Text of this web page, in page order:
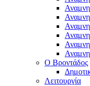
Ο Βροντάδος
Λειτουργία